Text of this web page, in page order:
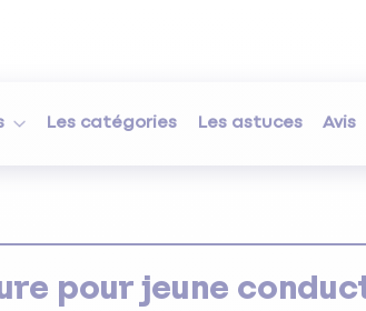
Les catégories Les astuces Avis
pour jeune